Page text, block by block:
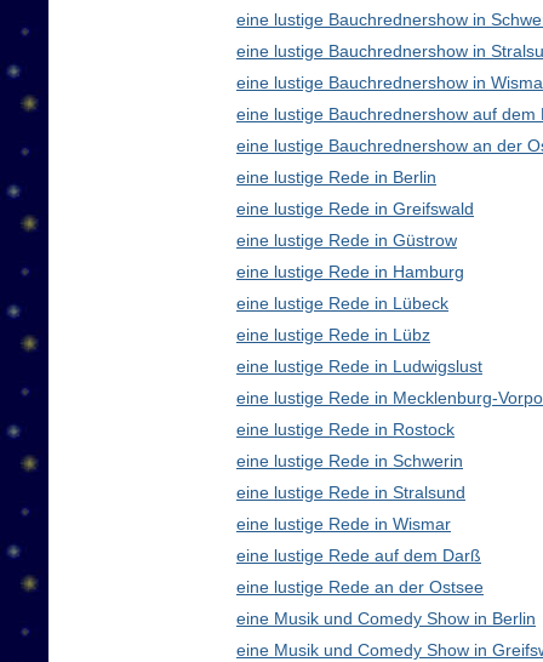
eine lustige Bauchrednershow in
eine lustige Bauchrednershow in
eine lustige Bauchrednershow in
eine lustige Bauchrednershow auf dem
eine lustige Bauchrednershow an der
eine lustige Rede in Berlin
eine lustige Rede in Greifswald
eine lustige Rede in Güstrow
eine lustige Rede in Hamburg
eine lustige Rede in Lübeck
eine lustige Rede in Lübz
eine lustige Rede in Ludwigslust
eine lustige Rede in Mecklenburg-
eine lustige Rede in Rostock
eine lustige Rede in Schwerin
eine lustige Rede in Stralsund
eine lustige Rede in Wismar
eine lustige Rede auf dem Darß
eine lustige Rede an der Ostsee
eine Musik und Comedy Show in Berlin
eine Musik und Comedy Show in